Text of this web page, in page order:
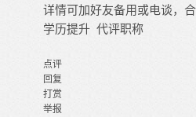
详情可加好友备用或电谈，
学历提升 代评职称
点评
回复
打赏
举报